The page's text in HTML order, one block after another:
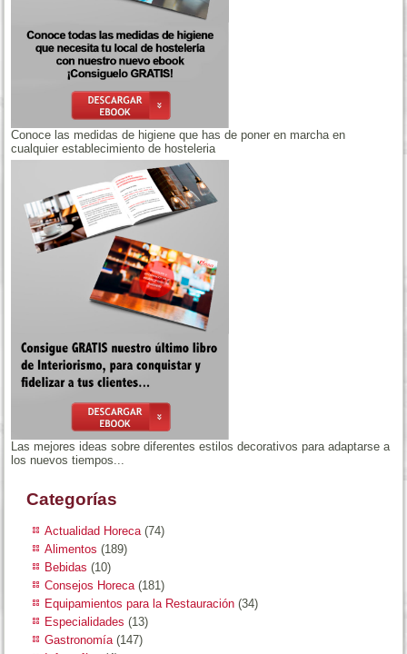
Conoce las medidas de higiene que has de poner en marcha en
cualquier establecimiento de hosteleria
Las mejores ideas sobre diferentes estilos decorativos para adaptarse a
los nuevos tiempos...
Categorías
Actualidad Horeca (74)
Alimentos (189)
Bebidas (10)
Consejos Horeca (181)
Equipamientos para la Restauración (34)
Especialidades (13)
Gastronomía (147)